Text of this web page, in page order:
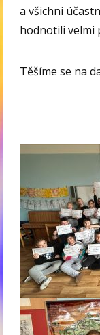
a všichni
hodnotili velmi
Těšíme se na